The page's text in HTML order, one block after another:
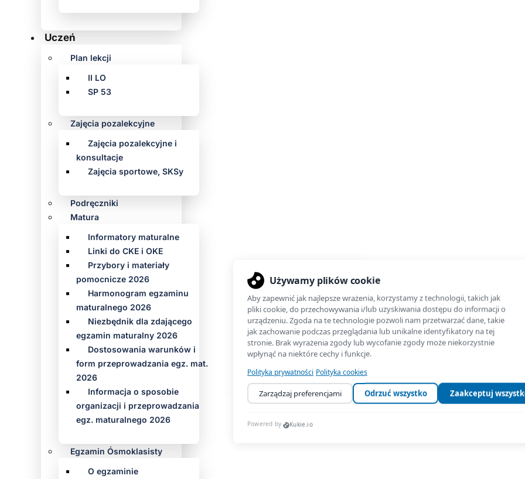
Uczeń
Plan lekcji
II LO
SP 53
Zajęcia pozalekcyjne
Zajęcia pozalekcyjne i
konsultacje
Zajęcia sportowe, SKSy
Podręczniki
Matura
Informatory maturalne
Linki do CKE i OKE
Przybory i materiały
pomocnicze 2026
Harmonogram egzaminu
maturalnego 2026
Niezbędnik dla zdającego
egzamin maturalny 2026
Dostosowania warunków i
form przeprowadzania egz. mat.
2026
Informacja o sposobie
organizacji i przeprowadzania
egz. maturalnego 2026
Egzamin Ósmoklasisty
O egzaminie